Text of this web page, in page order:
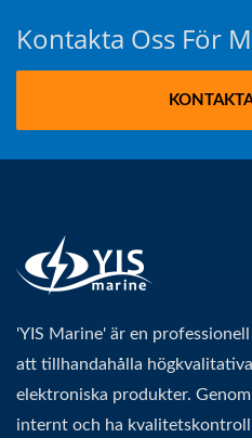
Kontakta Oss För
'YIS Marine' är en
att tillhandahålla
elektroniska produkter.
internt och ha